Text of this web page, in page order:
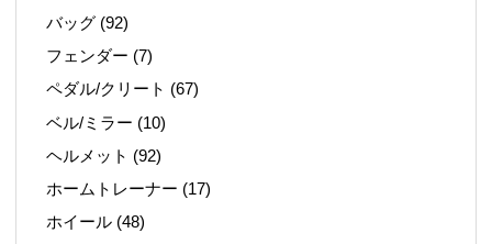
バッグ (92)
フェンダー (7)
ペダル/クリート (67)
ベル/ミラー (10)
ヘルメット (92)
ホームトレーナー (17)
ホイール (48)